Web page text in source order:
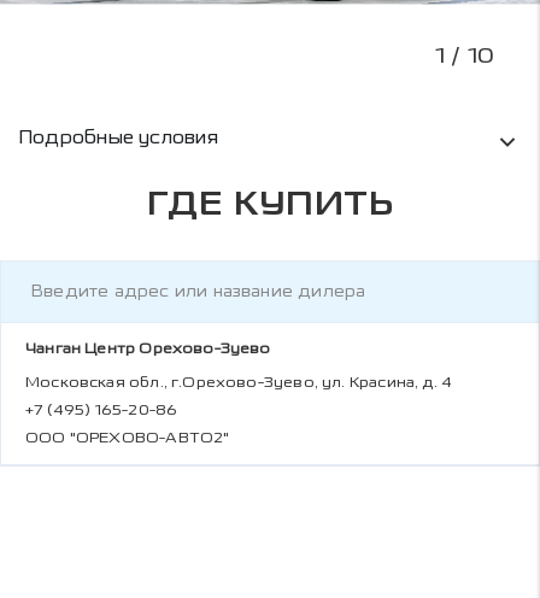
1 / 10
Условия кредитования и информация о
Подробные условия
ГДЕ КУПИТЬ
Чанган Центр Орехово-Зуево
Московская обл., г.Орехово-Зуево, ул. Красина, д. 4
+7 (495) 165-20-86
ООО "ОРЕХОВО-АВТО2"